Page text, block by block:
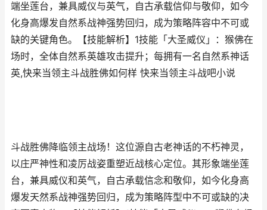
端坐莲台，兼具威仪与英气，自古承载信仰与敬仰，如今
化身高爆发自然系战神强势回归，成为策略阵容中不可或
缺的关键角色。【技能解析】1技能「大圣威仪」：猴佛在
场时，全体自然系英雄攻击提升；每拥有一名自然系神话
英,快来当领主斗战胜佛如何样 快来当领主斗战吧小说
斗战胜佛降临领主战场！这位源自古老神话的不朽神灵，
以庄严神性和凌厉战姿重塑近战核心定位。其形象端坐莲
台，兼具威仪和英气，自古承载信念和敬仰，如今化身高
爆发天然系战神强势回归，成为策略阵型中不可或缺的决